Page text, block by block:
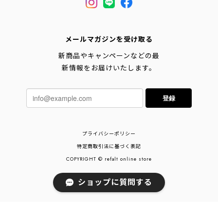
メールマガジンを受け取る
新商品やキャンペーンなどの最
新情報をお届けいたします。
登録
プライバシーポリシー
特定商取引法に基づく表記
COPYRIGHT © refalt online store
ショップに質問する